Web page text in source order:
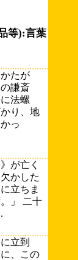
等):言葉
たが
謙斎
法螺
り、地
っ
が亡く
かした
立ちま
」 二十
立到
、この